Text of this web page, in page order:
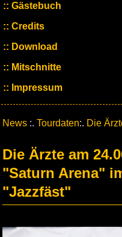
Gästebuch
Credits
Download
Mitschnitte
Impressum
News :. Tourdaten:. Die
Die Ärzte am
"Saturn Arena"
"Jazzfäst"